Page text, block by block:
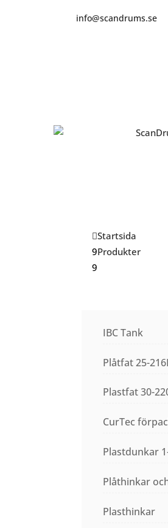
info@scandrums.se
Startsida
Produkter
IBC Tank
Plåtfat 25-
Plastfat 30-
CurTec
Plastdunkar
Plåthinkar
Plasthinkar